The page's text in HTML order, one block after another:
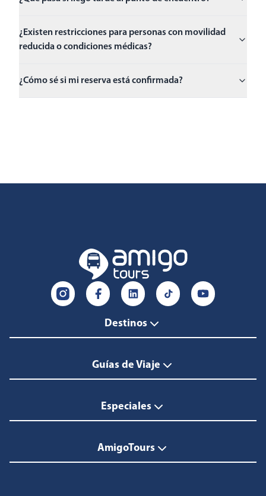
¿Existen restricciones para personas con movilidad
reducida o condiciones médicas?
¿Cómo sé si mi reserva está confirmada?
Destinos
Guías de Viaje
Especiales
AmigoTours